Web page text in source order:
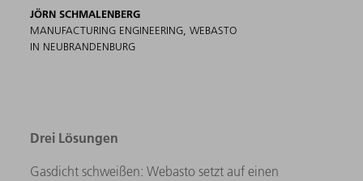
JÖRN SCHMALENBERG
MANUFACTURING ENGINEERING, WEBASTO
IN NEUBRANDENBURG
Drei Lösungen
Gasdicht schweißen: Webasto setzt auf einen